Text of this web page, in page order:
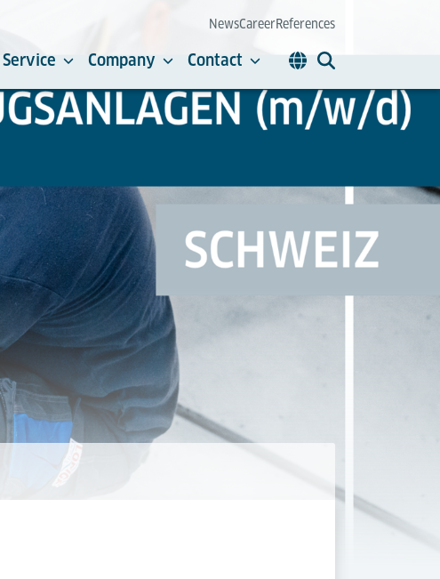
NewsCareerReferences
Service Company Contact